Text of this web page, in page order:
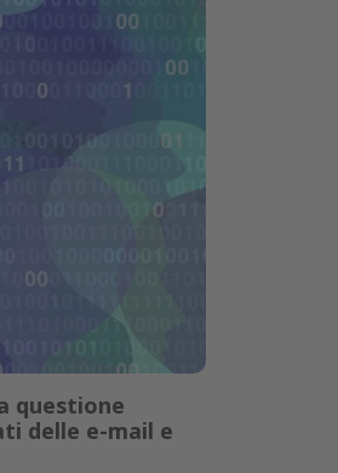
questione
delle e-mail e